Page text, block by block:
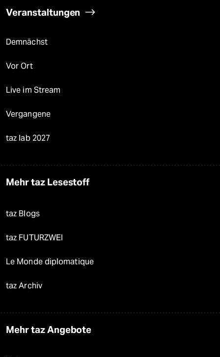
Veranstaltungen
Demnächst
Vor Ort
Live im Stream
Vergangene
taz lab 2027
Mehr taz Lesestoff
taz Blogs
taz FUTURZWEI
Le Monde diplomatique
taz Archiv
Mehr taz Angebote